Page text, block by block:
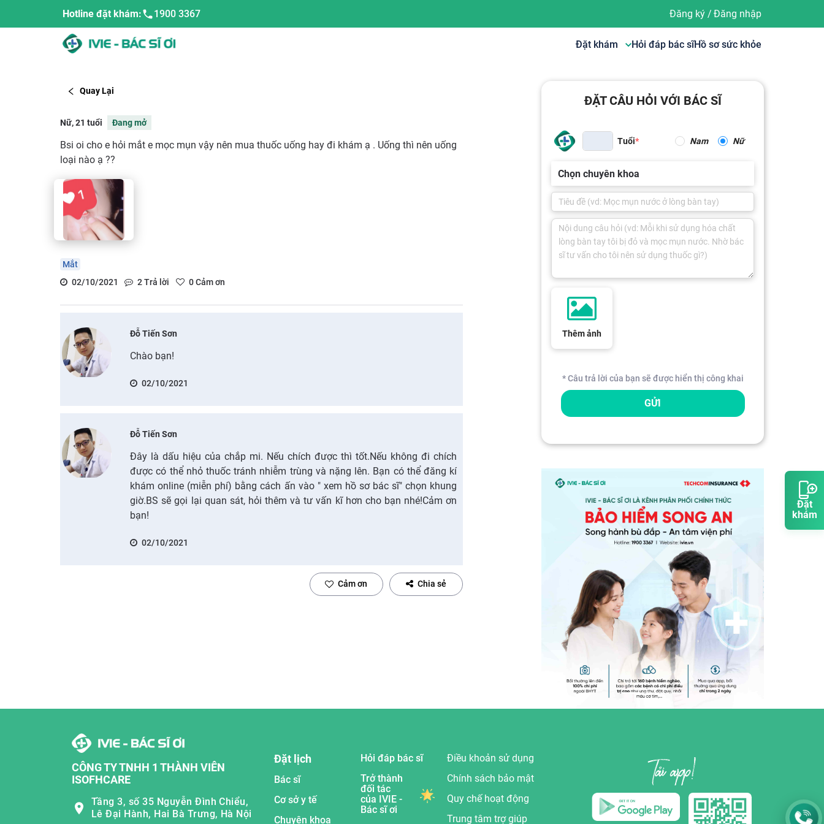
Đặt
khám
Hotline đặt khám: 1900 3367 Đăng ký/ Đăng nhập
Đặt khám Hỏi đáp bác sĩHồ sơ sức khỏe
Quay Lại
Nữ, 21 tuổi Đang mở
Bsi oi cho e hỏi mắt e mọc mụn vậy nên mua thuốc uống hay đi khám ạ . Uống thì nên uống
loại nào ạ ??
Mắt
02/10/2021
2Trả lời 0Cảm ơn
Đỗ Tiến Sơn
Chào bạn!
02/10/2021
Đỗ Tiến Sơn
Đây là dấu hiệu của chắp mi. Nếu chích được thì tốt.Nếu không đi chích
được có thể nhỏ thuốc tránh nhiễm trùng và nặng lên. Bạn có thể đăng kí
khám online (miễn phí) bằng cách ấn vào " xem hồ sơ bác sĩ" chọn khung
giờ.BS sẽ gọi lại quan sát, hỏi thêm và tư vấn kĩ hơn cho bạn nhé!Cảm ơn
bạn!
02/10/2021
Cảm ơn Chia sẻ
ĐẶT CÂU HỎI VỚI BÁC SĨ
Tuổi Nam Nữ
Chọn chuyên khoa
Thêm ảnh
* Câu trả lời của bạn sẽ được hiển thị công khai
GỬI
CÔNG TY TNHH 1 THÀNH VIÊN
ISOFHCARE
Tầng 3, số 35 Nguyễn Đình Chiểu,
Lê Đại Hành, Hai Bà Trưng, Hà Nội
Đặt lịch
Bác sĩ
Cơ sở y tế
Chuyên khoa
Hỏi đáp bác sĩ
Trở thành
đối tác
của IVIE -
Bác sĩ ơi
Điều khoản sử dụng
Chính sách bảo mật
Quy chế hoạt động
Trung tâm trợ giúp